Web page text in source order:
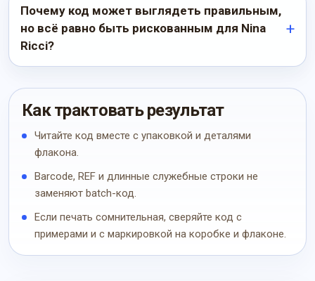
Почему код может выглядеть правильным,
но всё равно быть рискованным для Nina
Ricci?
Как трактовать результат
Читайте код вместе с упаковкой и деталями
флакона.
Barcode, REF и длинные служебные строки не
заменяют batch-код.
Если печать сомнительная, сверяйте код с
примерами и с маркировкой на коробке и флаконе.